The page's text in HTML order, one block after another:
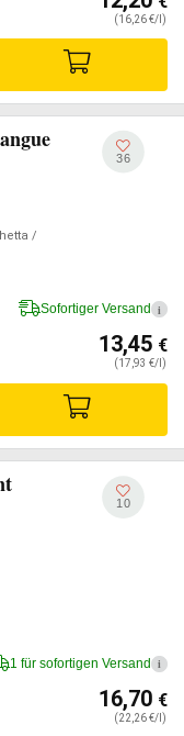
(16,26 €/l)
/
36
Sofortiger Versand i
13,45 €
(17,93 €/l)
10
1 für sofortigen Versand i
16,70 €
(22,26 €/l)